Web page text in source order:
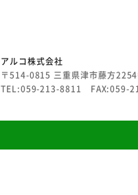
アルコ株式会社
〒514-0815 三重県津市藤方
TEL:059-213-8811 FAX:059-